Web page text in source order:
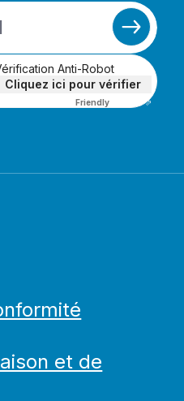
Anti-Robot
Cliquez ici pour vérifier
FriendlyCaptcha ⇗
et de